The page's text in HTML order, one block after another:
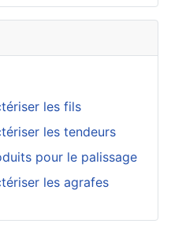
les fils
les tendeurs
pour le palissage
les agrafes